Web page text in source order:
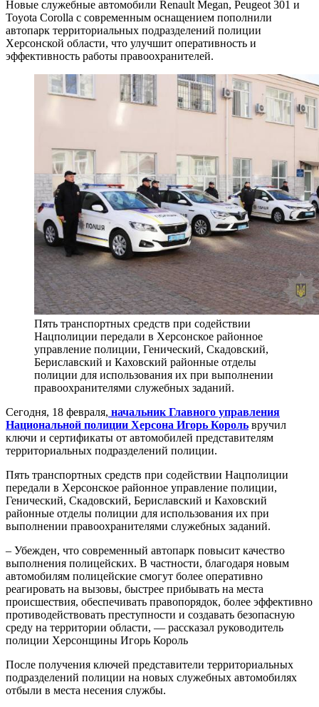
Новые служебные автомобили Renault Megan, Peugeot 301 и
Toyota Corolla с современным оснащением пополнили
автопарк территориальных подразделений полиции
Херсонской области, что улучшит оперативность и
эффективность работы правоохранителей.
Пять транспортных средств при содействии
Нацполиции передали в Херсонское районное
управление полиции, Генический, Скадовский,
Бериславский и Каховский районные отделы
полиции для использования их при выполнении
правоохранителями служебных заданий.
Сегодня, 18 февраля, начальник Главного управления
Национальной полиции Херсона Игорь Король вручил
ключи и сертификаты от автомобилей представителям
территориальных подразделений полиции.
Пять транспортных средств при содействии Нацполиции
передали в Херсонское районное управление полиции,
Генический, Скадовский, Бериславский и Каховский
районные отделы полиции для использования их при
выполнении правоохранителями служебных заданий.
– Убежден, что современный автопарк повысит качество
выполнения полицейских. В частности, благодаря новым
автомобилям полицейские смогут более оперативно
реагировать на вызовы, быстрее прибывать на места
происшествия, обеспечивать правопорядок, более эффективно
противодействовать преступности и создавать безопасную
среду на территории области, — рассказал руководитель
полиции Херсонщины Игорь Король
После получения ключей представители территориальных
подразделений полиции на новых служебных автомобилях
отбыли в места несения службы.